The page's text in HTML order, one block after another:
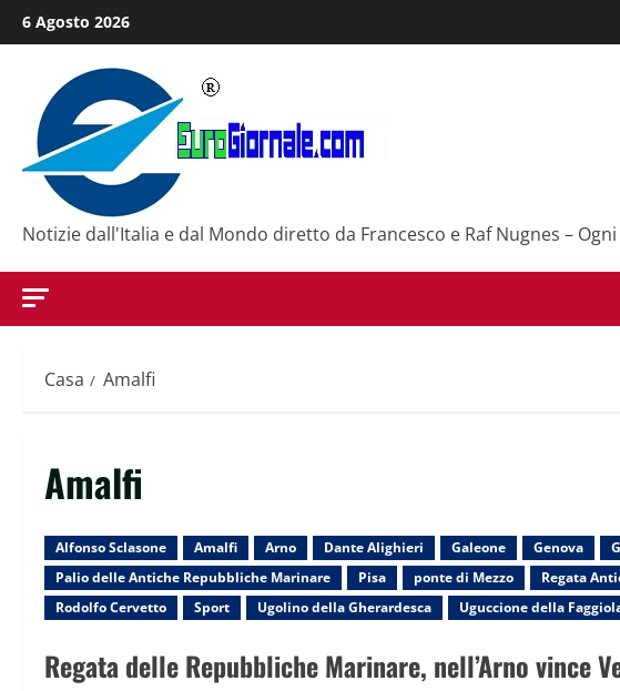
Salta
al
contenuto
6 Agosto 2026
Notizie dall'Italia e dal Mondo diretto da Francesco e Raf Nugnes –
Casa Amalfi
Amalfi
Alfonso Sclasone Amalfi Arno Dante Alighieri Galeone Genova
Palio delle Antiche Repubbliche Marinare
Pisa ponte di Mezzo Regata
Rodolfo Cervetto
Sport Ugolino della Gherardesca Uguccione della
Regata delle Repubbliche Marinare, nell’Arno vince